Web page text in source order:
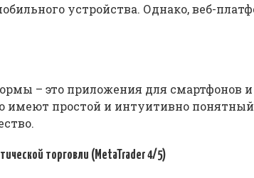
устройства. Однако, веб-
– это приложения для смартфонов
имеют простой и интуитивно
торговли (MetaTrader 4/5)